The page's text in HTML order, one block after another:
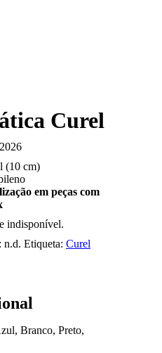
Curel
(10 cm)
em peças com
indisponível.
n.d. Etiqueta: Curel
Branco, Preto,